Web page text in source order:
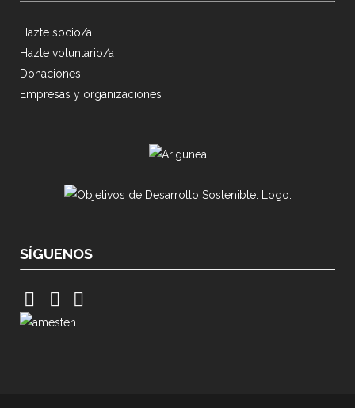
Hazte socio/a
Hazte voluntario/a
Donaciones
Empresas y organizaciones
SÍGUENOS